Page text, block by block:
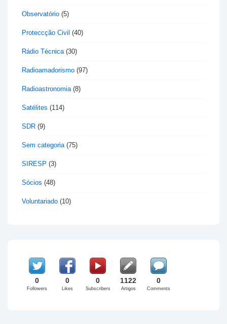
Observatório (5)
Proteccção Civil (40)
Rádio Técnica(30)
Radioamadorismo (97)
Radioastronomia(8)
Satélites (114)
SDR (9)
Sem categoria(75)
SIRESP (3)
Sócios (48)
Voluntariado (10)
0
Followers
0
Likes
0
Subscribers
1122
Artigos
0
Comments